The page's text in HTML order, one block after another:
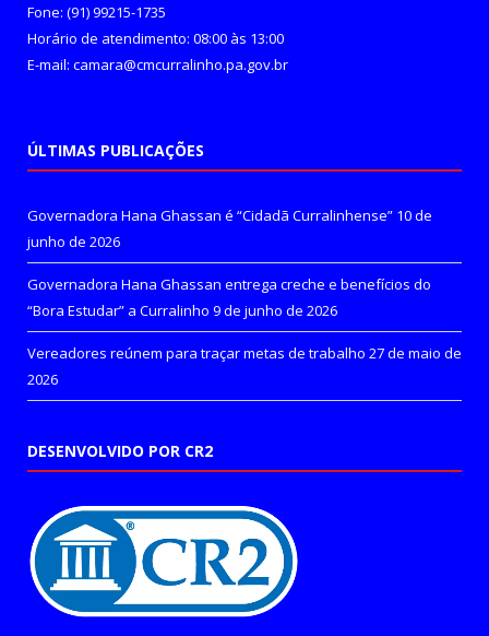
Fone: (91) 99215-1735
Horário de atendimento: 08:00 às 13:00
E-mail: camara@cmcurralinho.pa.gov.br
ÚLTIMAS PUBLICAÇÕES
Governadora Hana Ghassan é “Cidadã Curralinhense” 10 de
junho de 2026
Governadora Hana Ghassan entrega creche e benefícios do
“Bora Estudar” a Curralinho 9 de junho de 2026
Vereadores reúnem para traçar metas de trabalho 27 de maio de
2026
DESENVOLVIDO POR CR2